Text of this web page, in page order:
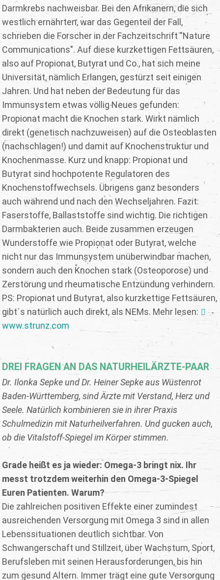
Darmkrebs nachweisbar. Bei den Afrikanern, die sich
westlich ernährten, war das Gegenteil der Fall,
schrieben die Forscher in der Fachzeitschrift "Nature
Communications". Auf diese kurzkettigen Fettsäuren,
also auf Propionat, Butyrat und Co., hat sich meine
Universität, nämlich Erlangen, gestürzt seit einigen
Jahren. Und hat neben der Bedeutung für das
Immunsystem etwas völlig Neues gefunden:
Propionat macht die Knochen stark. Wirkt nämlich
direkt (genetisch nachzuweisen) auf die Osteoblasten
(nachschlagen!) und damit auf Knochenstruktur und
Knochenmasse. Kurz und knapp: Propionat und
Butyrat sind hochpotente Regulatoren des
Knochenstoffwechsels. Übrigens ganz besonders
auch während und nach den Wechseljahren. Fazit:
Faserstoffe, Ballaststoffe sind wichtig. Die richtigen
Darmbakterien auch. Beide zusammen erzeugen
Wunderstoffe wie Propionat oder Butyrat, welche
nicht nur das Immunsystem unüberwindbar machen,
sondern auch den Knochen stark (Osteoporose) und
Zerstörung und rheumatische Entzündung verhindern.
PS: Propionat und Butyrat, also kurzkettige Fettsäuren,
gibt´s natürlich auch direkt, als NEMs. Mehr lesen:
www.strunz.com
DREI FRAGEN AN DAS NATURHEILÄRZTE-PAAR
Dr. Ilonka Sepke und Dr. Heiner Sepke aus Wüstenrot
Baden-Württemberg, sind Ärzte mit Verstand, Herz und
Seele. Natürlich kombinieren sie in ihrer Praxis
Schulmedizin mit Naturheilverfahren. Und gucken auch,
ob die Vitalstoff-Spiegel im Körper stimmen.
Grade heißt es ja wieder: Omega-3 bringt nix. Ihr
messt trotzdem weiterhin den Omega-3-Spiegel
Euren Patienten. Warum?
Die zahlreichen positiven Effekte einer zumindest
ausreichenden Versorgung mit Omega 3 sind in allen
Lebenssituationen deutlich sichtbar. Von
Schwangerschaft und Stillzeit, über Wachstum, Sport,
Berufsleben mit seinen Herausforderungen, bis hin
zum gesund Altern. Immer trägt eine gute Versorgung